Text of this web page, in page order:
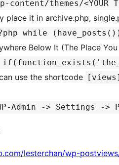
content/themes/<YOUR
place it in archive.php,
while
Below It (The Place
use the shortcode [views]
Admin -> Settings ->
lesterchan/wp-